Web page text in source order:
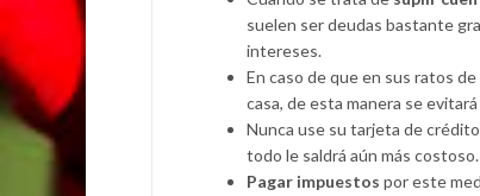
suelen ser deudas bastante
intereses.
En caso de que en sus ratos
casa, de esta manera se
Nunca use su tarjeta de
todo le saldrá aún más costoso.
Pagar impuestos por este